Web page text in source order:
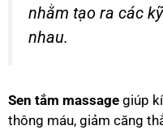
nhằm tạo ra các
nhau.
Sen tắm massage giúp
thông máu, giảm căng